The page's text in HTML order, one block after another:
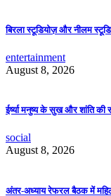
बिरला स्टूडियोज़ और नीलम
entertainment
August 8, 2026
ईर्ष्या मनुष्य के सुख और शांति
social
August 8, 2026
अंतर-अध्याय रेफरल बैठक में